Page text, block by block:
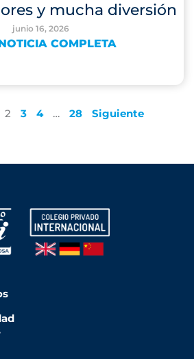
y mucha diversión
junio 16, 2026
COMPLETA
2 3 4 … 28 Siguiente